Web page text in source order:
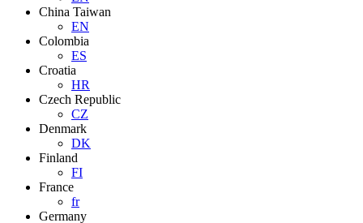
China Taiwan
EN
Colombia
ES
Croatia
HR
Czech Republic
CZ
Denmark
DK
Finland
FI
France
fr
Germany